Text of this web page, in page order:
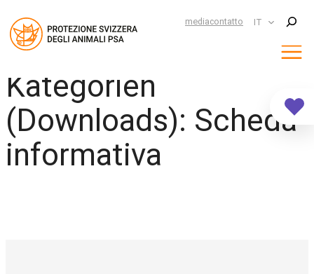
al
contenuto
mediacontatto IT
Suchen
Kategorien
(Downloads): Scheda
informativa